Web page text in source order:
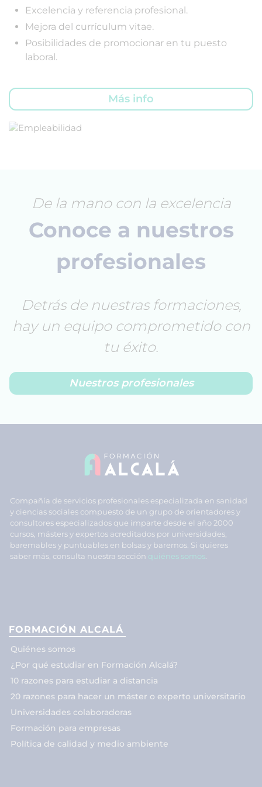
Excelencia y referencia profesional.
Mejora del currículum vitae.
Posibilidades de promocionar en tu puesto
laboral.
Más info
De la mano con la excelencia
Conoce a nuestros
profesionales
Detrás de nuestras formaciones,
hay un equipo comprometido con
tu éxito.
Nuestros profesionales
Compañía de servicios profesionales especializada en sanidad
y ciencias sociales compuesto de un grupo de orientadores y
consultores especializados que imparte desde el año 2000
cursos, másters y expertos acreditados por universidades,
baremables y puntuables en bolsas y baremos. Si quieres
saber más, consulta nuestra sección quiénes somos
FORMACIÓN ALCALÁ
Quiénes somos
¿Por qué estudiar en Formación Alcalá?
10 razones para estudiar a distancia
20 razones para hacer un máster o experto universitario
Universidades colaboradoras
Formación para empresas
Política de calidad y medio ambiente